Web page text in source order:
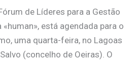
de Líderes para a Gestão
está agendada para o
uma quarta-feira, no Lagoas
(concelho de Oeiras). O